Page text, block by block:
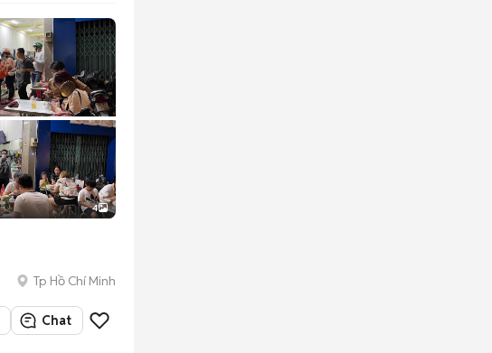
4
Tp Hồ Chí Minh
Chat